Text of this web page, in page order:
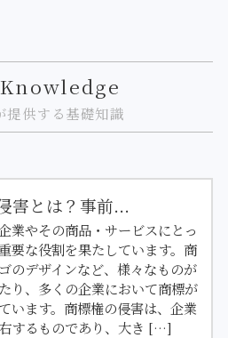
提供する基礎知識
害とは？事前...
業やその商品・サービスにとっ
要な役割を果たしています。商
のデザインなど、様々なものが
り、多くの企業において商標が
います。商標権の侵害は、企業
するものであり、大き […]